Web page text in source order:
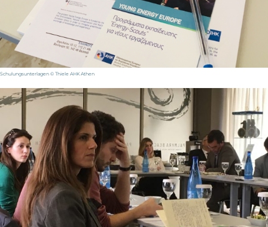
Schulungsunterlagen © Thiele AHK Athen